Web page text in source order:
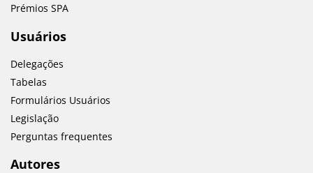
Prémios SPA
Usuários
Delegações
Tabelas
Formulários Usuários
Legislação
Perguntas frequentes
Autores